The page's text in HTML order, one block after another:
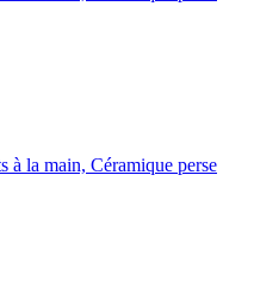
à la main, Céramique perse